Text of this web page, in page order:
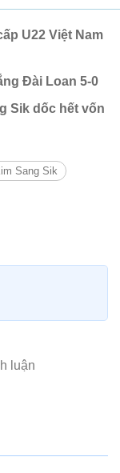
U22 Việt Nam
Đài Loan 5-0
Sik dốc hết vốn
Sang Sik